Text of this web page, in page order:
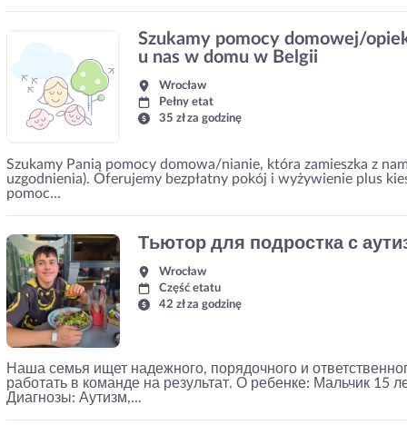
Szukamy pomocy domowej/
u nas w domu w Belgii
Wrocław
Pełny etat
35 zł za godzinę
Szukamy Panią pomocy domowa/nianie, która zamieszka z
uzgodnienia). Oferujemy bezpłatny pokój i wyżywienie plus
pomoc...
Тьютор для подростка с
Wrocław
Część etatu
42 zł za godzinę
Наша семья ищет надежного, порядочного и
работать в команде на результат. О ребенке: Мальчик 15
Диагнозы: Аутизм,...